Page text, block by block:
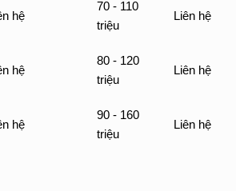
hệ
70 - 110
triệu
Liên hệ
hệ
80 - 120
triệu
Liên hệ
hệ
90 - 160
triệu
Liên hệ